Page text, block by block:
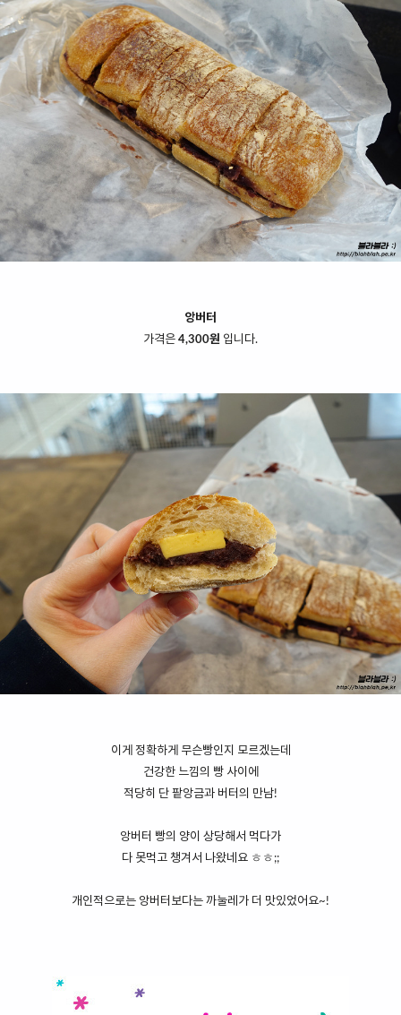
앙버터
가격은 4,300원 입니다.
이게 정확하게 무슨빵인지 모르겠는데
건강한 느낌의 빵 사이에
적당히 단 팥앙금과 버터의 만남!
앙버터 빵의 양이 상당해서 먹다가
다 못먹고 챙겨서 나왔네요 ㅎㅎ;;
개인적으로는 앙버터보다는 까눌레가 더 맛있었어요~!